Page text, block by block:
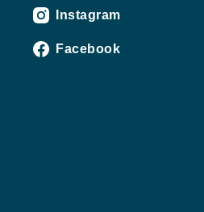
Instagram
Facebook